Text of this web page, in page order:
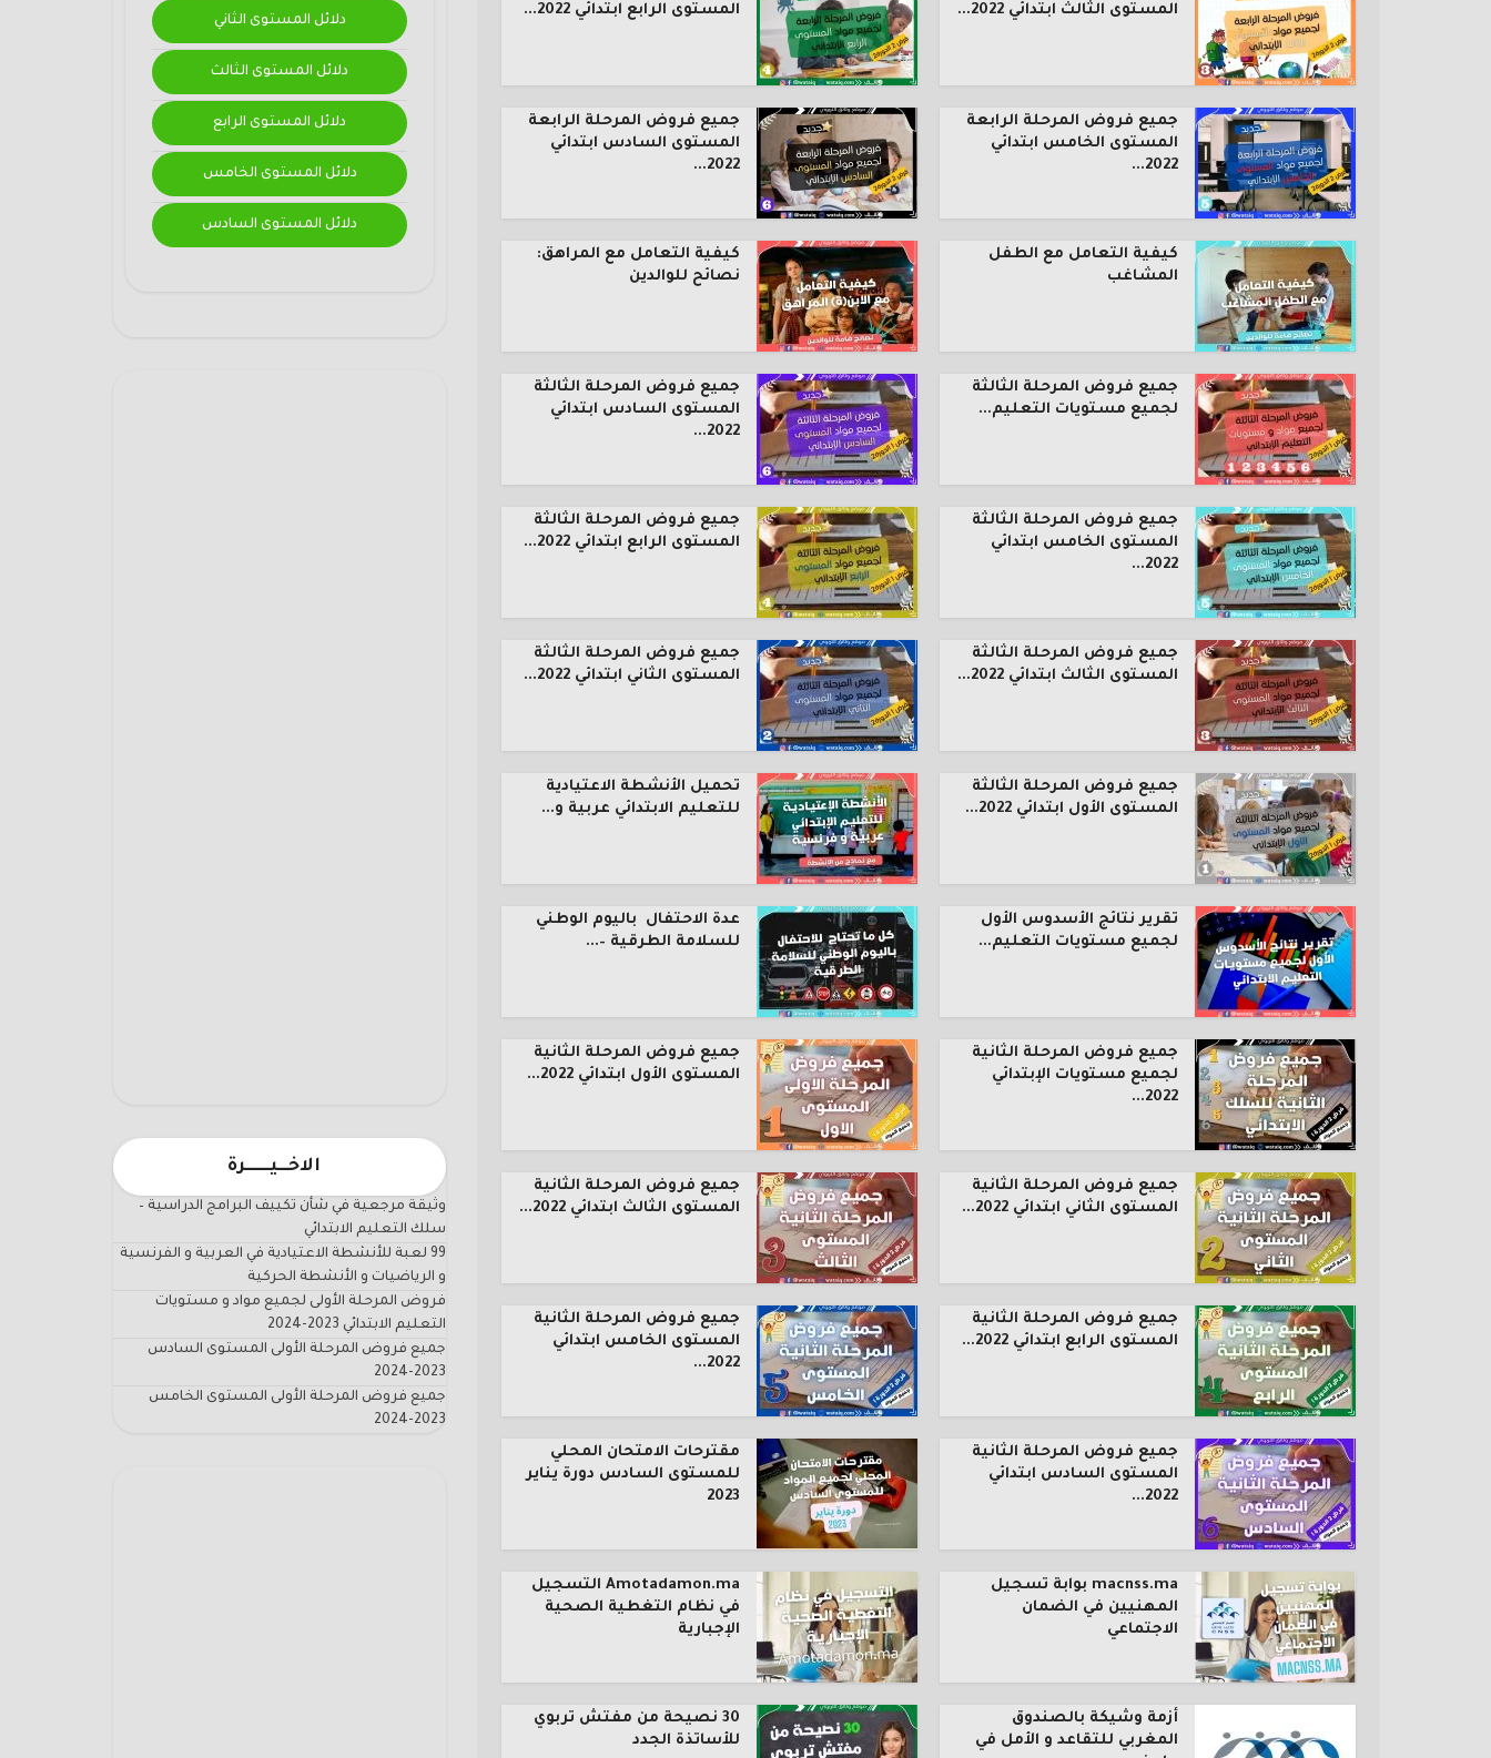
دلائل المستوى الثاني
دلائل المستوى الثالث
دلائل المستوى الرابع
دلائل المستوى الخامس
دلائل المستوى السادس
الاخـــيـــــــرة
وثيقة مرجعية في شأن تكييف البرامج الدراسية –
سلك التعليم الابتدائي
99 لعبة للأنشطة الاعتيادية في العربية و الفرنسية
و الرياضيات و الأنشطة الحركية
فروض المرحلة الأولى لجميع مواد و مستويات
التعليم الابتدائي 2023-2024
جميع فروض المرحلة الأولى المستوى السادس
2023-2024
جميع فروض المرحلة الأولى المستوى الخامس
2023-2024
المستوى الثالث ابتدائي 2022...
المستوى الرابع ابتدائي 2022...
جميع فروض المرحلة الرابعة
المستوى الخامس ابتدائي
2022...
جميع فروض المرحلة الرابعة
المستوى السادس ابتدائي
2022...
كيفية التعامل مع الطفل
المشاغب
كيفية التعامل مع المراهق:
نصائح للوالدين
جميع فروض المرحلة الثالثة
لجميع مستويات التعليم...
جميع فروض المرحلة الثالثة
المستوى السادس ابتدائي
2022...
جميع فروض المرحلة الثالثة
المستوى الخامس ابتدائي
2022...
جميع فروض المرحلة الثالثة
المستوى الرابع ابتدائي 2022...
جميع فروض المرحلة الثالثة
المستوى الثالث ابتدائي 2022...
جميع فروض المرحلة الثالثة
المستوى الثاني ابتدائي 2022...
جميع فروض المرحلة الثالثة
المستوى الأول ابتدائي 2022...
تحميل الأنشطة الاعتيادية
للتعليم الابتدائي عربية و...
تقرير نتائج الأسدوس الأول
لجميع مستويات التعليم...
عدة الاحتفال باليوم الوطني
للسلامة الطرقية –...
جميع فروض المرحلة الثانية
لجميع مستويات الإبتدائي
2022...
جميع فروض المرحلة الثانية
المستوى الأول ابتدائي 2022...
جميع فروض المرحلة الثانية
المستوى الثاني ابتدائي 2022...
جميع فروض المرحلة الثانية
المستوى الثالث ابتدائي 2022...
جميع فروض المرحلة الثانية
المستوى الرابع ابتدائي 2022...
جميع فروض المرحلة الثانية
المستوى الخامس ابتدائي
2022...
جميع فروض المرحلة الثانية
المستوى السادس ابتدائي
2022...
مقترحات الامتحان المحلي
للمستوى السادس دورة يناير
2023
macnss.ma بوابة تسجيل
المهنيين في الضمان
الاجتماعي
Amotadamon.ma التسجيل
في نظام التغطية الصحية
الإجبارية
أزمة وشيكة بالصندوق
المغربي للتقاعد و الأمل في
30 نصيحة من مفتش تربوي
للأساتذة الجدد